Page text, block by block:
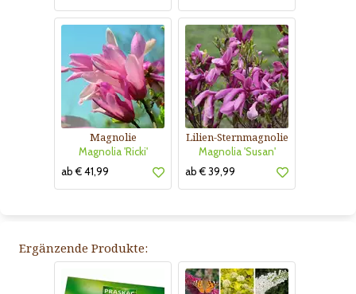
Magnolie
Magnolia 'Ricki'
ab € 41,99
Lilien-Sternmagnolie
Magnolia 'Susan'
ab € 39,99
Ergänzende Produkte: